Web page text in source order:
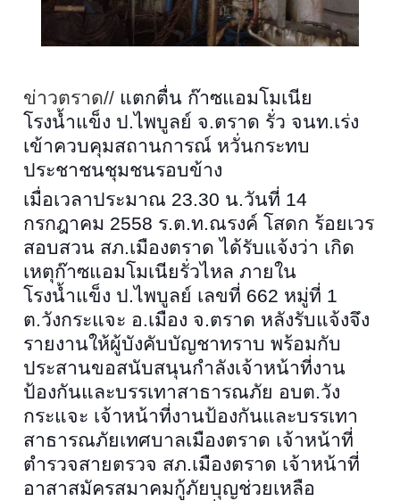
ข่าวตราด// แตกตื่น ก๊าซแอมโมเนีย
โรงน้ำแข็ง ป.ไพบูลย์ จ.ตราด รั่ว จนท.เร่ง
เข้าควบคุมสถานการณ์ หวั่นกระทบ
ประชาชนชุมชนรอบข้าง
เมื่อเวลาประมาณ 23.30 น.วันที่ 14
กรกฎาคม 2558 ร.ต.ท.ณรงค์ โสดก ร้อยเวร
สอบสวน สภ.เมืองตราด ได้รับแจ้งว่า เกิด
เหตุก๊าซแอมโมเนียรั่วไหล ภายใน
โรงน้ำแข็ง ป.ไพบูลย์ เลขที่ 662 หมู่ที่ 1
ต.วังกระแจะ อ.เมือง จ.ตราด หลังรับแจ้งจึง
รายงานให้ผู้บังคับบัญชาทราบ พร้อมกับ
ประสานขอสนับสนุนกำลังเจ้าหน้าที่งาน
ป้องกันและบรรเทาสาธารณภัย อบต.วัง
กระแจะ เจ้าหน้าที่งานป้องกันและบรรเทา
สาธารณภัยเทศบาลเมืองตราด เจ้าหน้าที่
ตำรวจสายตรวจ สภ.เมืองตราด เจ้าหน้าที่
อาสาสมัครสมาคมกู้ภัยบุญช่วยเหลือ